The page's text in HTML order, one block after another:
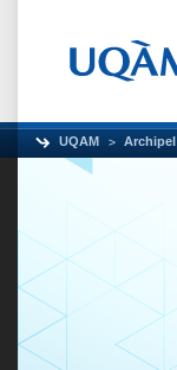
UQAM Archipel